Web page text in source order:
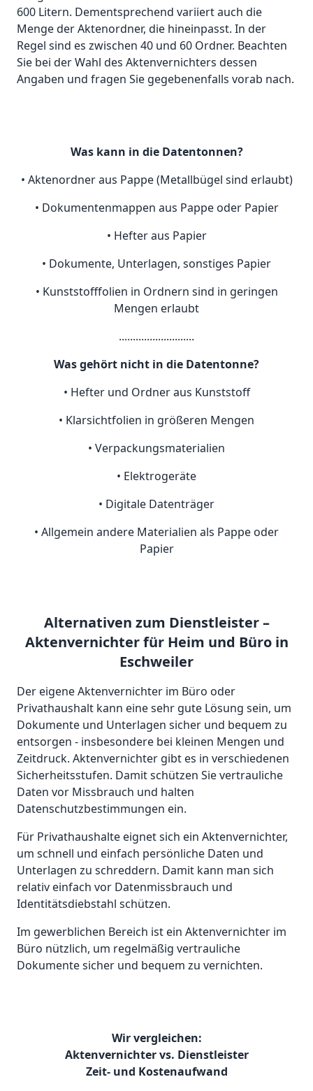
600 Litern. Dementsprechend variiert auch die
Menge der Aktenordner, die hineinpasst. In der
Regel sind es zwischen 40 und 60 Ordner. Beachten
Sie bei der Wahl des Aktenvernichters dessen
Angaben und fragen Sie gegebenenfalls vorab nach.
Was kann in die Datentonnen?
• Aktenordner aus Pappe (Metallbügel sind erlaubt)
• Dokumentenmappen aus Pappe oder Papier
• Hefter aus Papier
• Dokumente, Unterlagen, sonstiges Papier
• Kunststofffolien in Ordnern sind in geringen
Mengen erlaubt
...........................
Was gehört nicht in die Datentonne?
• Hefter und Ordner aus Kunststoff
• Klarsichtfolien in größeren Mengen
• Verpackungsmaterialien
• Elektrogeräte
• Digitale Datenträger
• Allgemein andere Materialien als Pappe oder
Papier
Alternativen zum Dienstleister –
Aktenvernichter für Heim und Büro in
Eschweiler
Der eigene Aktenvernichter im Büro oder
Privathaushalt kann eine sehr gute Lösung sein, um
Dokumente und Unterlagen sicher und bequem zu
entsorgen - insbesondere bei kleinen Mengen und
Zeitdruck. Aktenvernichter gibt es in verschiedenen
Sicherheitsstufen. Damit schützen Sie vertrauliche
Daten vor Missbrauch und halten
Datenschutzbestimmungen ein.
Für Privathaushalte eignet sich ein Aktenvernichter,
um schnell und einfach persönliche Daten und
Unterlagen zu schreddern. Damit kann man sich
relativ einfach vor Datenmissbrauch und
Identitätsdiebstahl schützen.
Im gewerblichen Bereich ist ein Aktenvernichter im
Büro nützlich, um regelmäßig vertrauliche
Dokumente sicher und bequem zu vernichten.
Wir vergleichen:
Aktenvernichter vs. Dienstleister
Zeit- und Kostenaufwand